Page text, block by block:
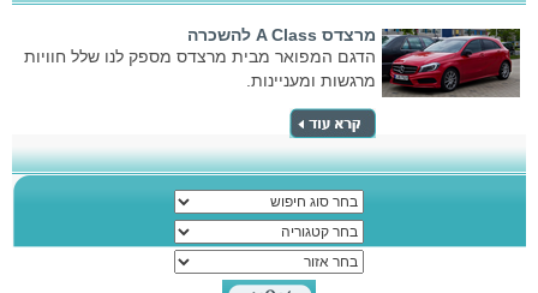
מרצדס A Class להשכרה
הדגם המפואר מבית מרצדס מספק לנו שלל חוויות
מרגשות ומעניינות.